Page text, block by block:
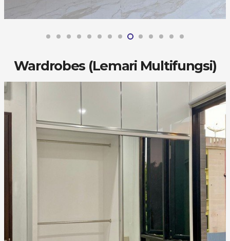
Wardrobes (Lemari Multifungsi)